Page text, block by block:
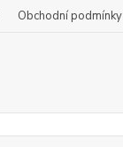
Obchodní podmínky